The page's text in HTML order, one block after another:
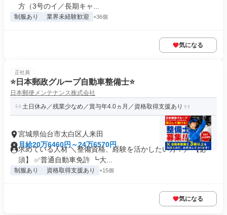
方（3号のイ／長期キャ...
制服あり 業界未経験歓迎 +36個
気になる
正社員
⭐日本郵政グループ自動車整備士⭐
日本郵便メンテナンス株式会社
土日休み／残業少なめ／賞与年4.0ヵ月／資格取得支援あり
宮城県仙台市太白区人来田
月給20万6460円～24万6570円
求めている人材 ＼整備資格、経験を活かしたい方！／ 【必
須】 ✅普通自動車免許 ┗大...
制服あり 資格取得支援あり +15個
気になる